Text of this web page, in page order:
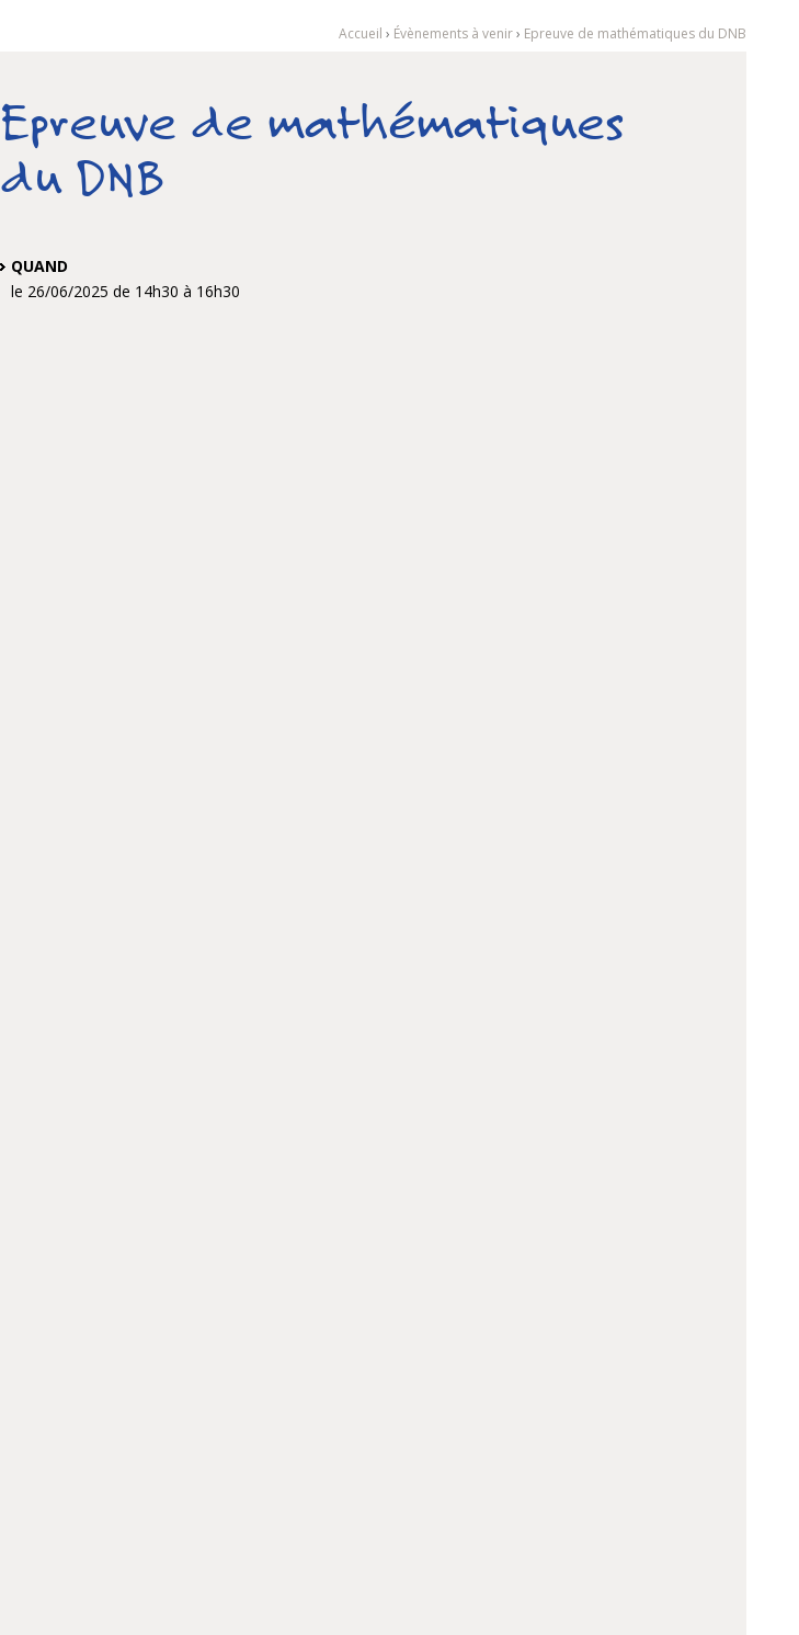
Accueil › Évènements à venir › Epreuve de mathématiques du DNB
Epreuve de mathématiques
du DNB
QUAND
le 26/06/2025 de 14h30 à 16h30